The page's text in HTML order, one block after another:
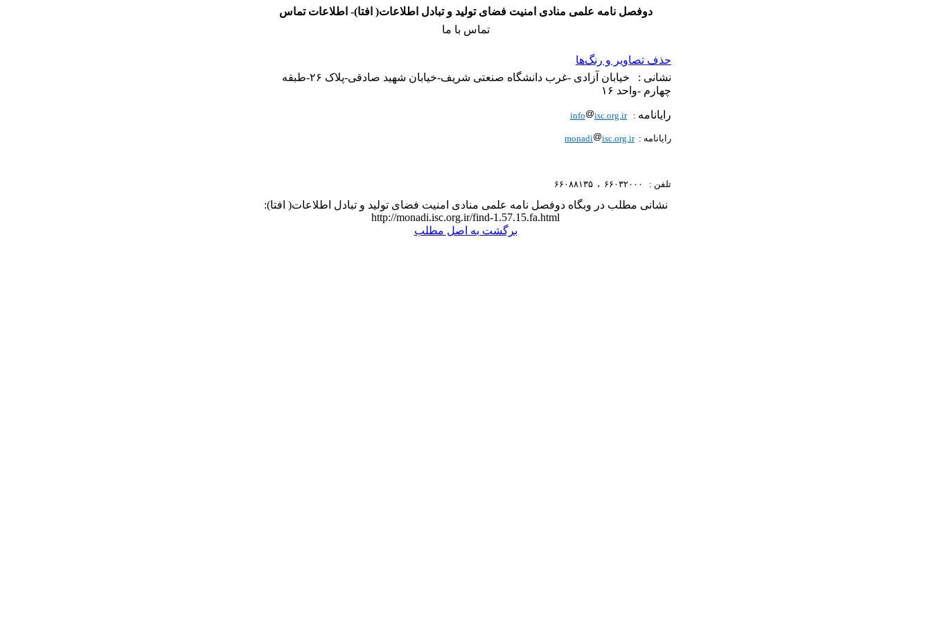
دوفصل نامه علمی منادی امنیت فضای تولید و تبادل اطلاعات( افتا)- اطلاعات تماس
تماس با ما
حذف تصاویر و رنگ‌ها
نشانی : خیابان آزادی -غرب دانشگاه صنعتی شریف-خیابان شهید صادقی-پلاک ۲۶-طبقه
چهارم -واحد ۱۶
رایانامه :
info isc.org.ir
رایانامه : monadi isc.org.ir
تلفن : ۶۶۰۳۲۰۰۰ ، ۶۶۰۸۸۱۳۵
نشانی مطلب در وبگاه دوفصل نامه علمی منادی امنیت فضای تولید و تبادل اطلاعات( افتا):
http://monadi.isc.org.ir/find-1.57.15.fa.html
برگشت به اصل مطلب